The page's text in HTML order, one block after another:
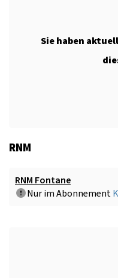
Sie haben
RNM
RNM Fontane
Nur im Abonnement